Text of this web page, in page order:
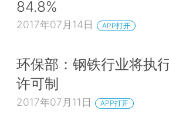
84.8%
2017年07月14日 APP打开
环保部：钢铁行业将执
许可制
2017年07月11日 APP打开